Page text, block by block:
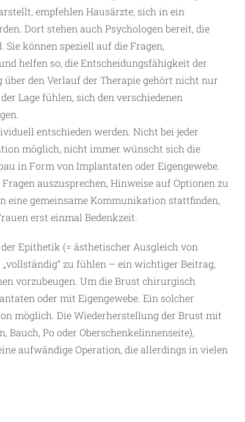
empfehlen Hausärzte, sich in ein
Dort stehen auch Psychologen bereit, die
können speziell auf die Fragen,
helfen so, die Entscheidungsfähigkeit der
den Verlauf der Therapie gehört nicht nur
Lage fühlen, sich den verschiedenen
entschieden werden. Nicht bei jeder
möglich, nicht immer wünscht sich die
in Form von Implantaten oder Eigengewebe.
auszusprechen, Hinweise auf Optionen zu
eine gemeinsame Kommunikation stattfinden,
erst einmal Bedenkzeit.
Epithetik (= ästhetischer Ausgleich von
zu fühlen – ein wichtiger Beitrag,
vorzubeugen. Um die Brust chirurgisch
oder mit Eigengewebe. Ein solcher
möglich. Die Wiederherstellung der Brust mit
Po oder Oberschenkelinnenseite),
aufwändige Operation, die allerdings in vielen